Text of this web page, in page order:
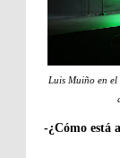
Luis Muiño en
-¿Cómo está